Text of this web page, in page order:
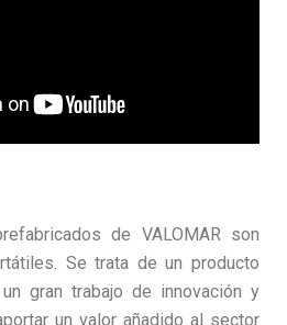
de VALOMAR son
Se trata de un producto
gran trabajo de innovación y
un valor añadido al sector